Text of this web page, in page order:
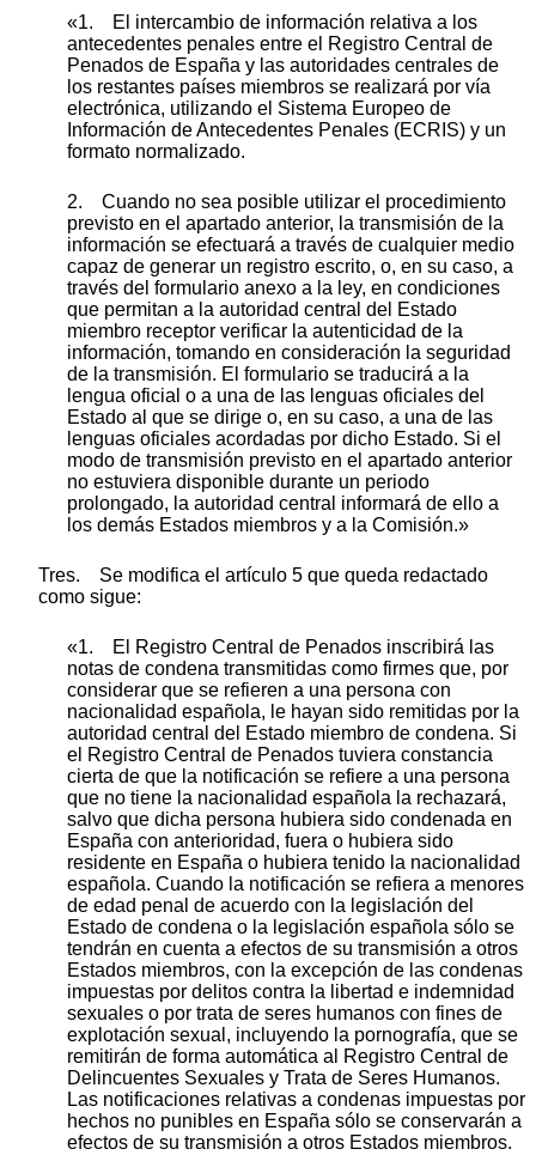
«1. El intercambio de información relativa a los
antecedentes penales entre el Registro Central de
Penados de España y las autoridades centrales de
los restantes países miembros se realizará por vía
electrónica, utilizando el Sistema Europeo de
Información de Antecedentes Penales (ECRIS) y un
formato normalizado.
2. Cuando no sea posible utilizar el procedimiento
previsto en el apartado anterior, la transmisión de la
información se efectuará a través de cualquier medio
capaz de generar un registro escrito, o, en su caso, a
través del formulario anexo a la ley, en condiciones
que permitan a la autoridad central del Estado
miembro receptor verificar la autenticidad de la
información, tomando en consideración la seguridad
de la transmisión. El formulario se traducirá a la
lengua oficial o a una de las lenguas oficiales del
Estado al que se dirige o, en su caso, a una de las
lenguas oficiales acordadas por dicho Estado. Si el
modo de transmisión previsto en el apartado anterior
no estuviera disponible durante un periodo
prolongado, la autoridad central informará de ello a
los demás Estados miembros y a la Comisión.»
Tres. Se modifica el artículo 5 que queda redactado
como sigue:
«1. El Registro Central de Penados inscribirá las
notas de condena transmitidas como firmes que, por
considerar que se refieren a una persona con
nacionalidad española, le hayan sido remitidas por la
autoridad central del Estado miembro de condena. Si
el Registro Central de Penados tuviera constancia
cierta de que la notificación se refiere a una persona
que no tiene la nacionalidad española la rechazará,
salvo que dicha persona hubiera sido condenada en
España con anterioridad, fuera o hubiera sido
residente en España o hubiera tenido la nacionalidad
española. Cuando la notificación se refiera a menores
de edad penal de acuerdo con la legislación del
Estado de condena o la legislación española sólo se
tendrán en cuenta a efectos de su transmisión a otros
Estados miembros, con la excepción de las condenas
impuestas por delitos contra la libertad e indemnidad
sexuales o por trata de seres humanos con fines de
explotación sexual, incluyendo la pornografía, que se
remitirán de forma automática al Registro Central de
Delincuentes Sexuales y Trata de Seres Humanos.
Las notificaciones relativas a condenas impuestas por
hechos no punibles en España sólo se conservarán a
efectos de su transmisión a otros Estados miembros.